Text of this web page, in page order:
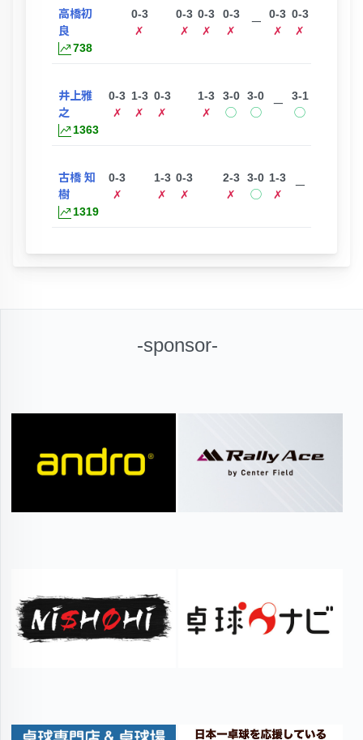
高橋初
良
738
0-3
✗
0-3
✗
0-3
✗
0-3
✗
ー
0-3
✗
0-3
✗
井上雅
之
1363
0-3
✗
1-3
✗
0-3
✗
1-3
✗
3-0
◯
3-0
◯
ー
3-1
◯
古橋 知
樹
1319
0-3
✗
1-3
✗
0-3
✗
2-3
✗
3-0
◯
1-3
✗
ー
-sponsor-